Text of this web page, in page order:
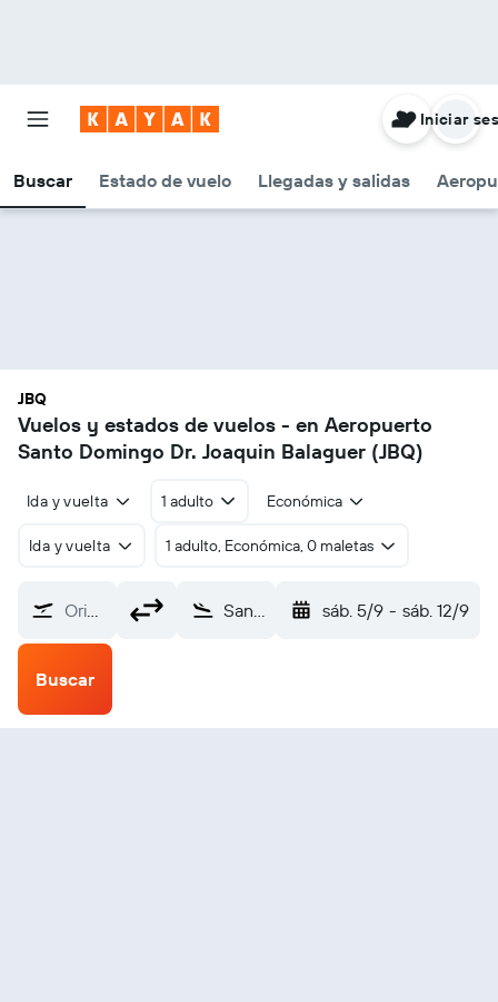
Buscar Estado de vuelo Llegadas y salidas
Iniciar
JBQ
Vuelos y estados de vuelos - en Aeropuerto
Santo Domingo Dr. Joaquin Balaguer (JBQ)
Ida y vuelta 1 adulto Económica
Ida y vuelta 1 adulto, Económica, 0 maletas
Origen Santo Domingo Dr. Joaquin Balaguer (JBQ) sáb. 5/9 - sáb. 12/9
Buscar